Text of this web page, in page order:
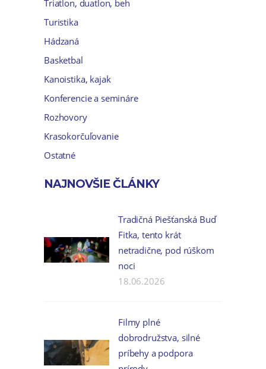
Triatlon, duatlon, beh
Turistika
Hádzaná
Basketbal
Kanoistika, kajak
Konferencie a semináre
Rozhovory
Krasokorčuľovanie
Ostatné
NAJNOVŠIE ČLÁNKY
Tradičná Piešťanská Buď
Fitka, tento krát
netradične, pod rúškom
noci
18.06.2026
Filmy plné
dobrodružstva, silné
príbehy a podpora